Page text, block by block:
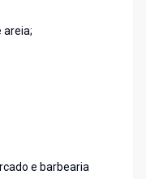
areia;
e barbearia